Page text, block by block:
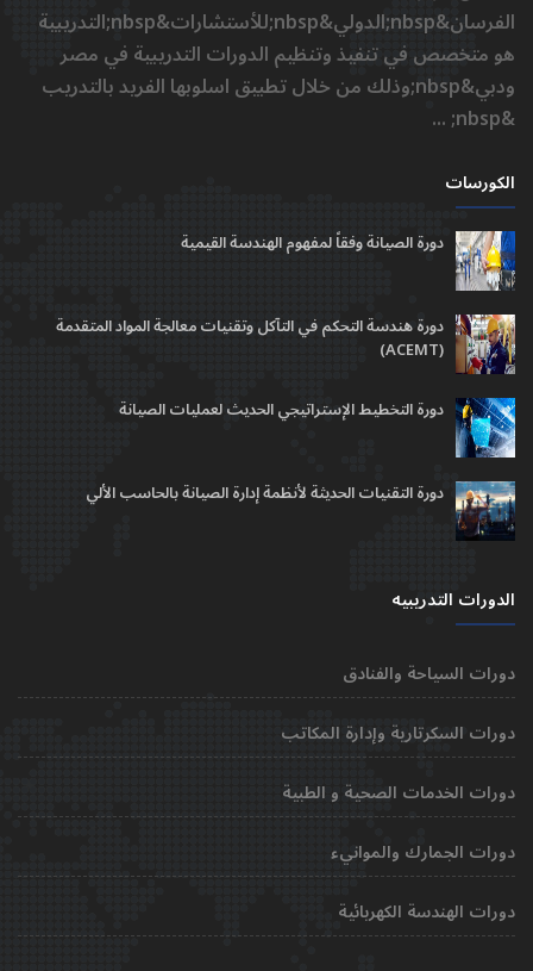
الفرسان&nbsp;الدولي&nbsp;للأستشارات&nbsp;التدريبية
هو متخصص في تنفيذ وتنظيم الدورات التدريبية في مصر
ودبي&nbsp;وذلك من خلال تطبيق اسلوبها الفريد بالتدريب
&nbsp; ...
الكورسات
دورة الصيانة وفقاً لمفهوم الهندسة القيمية
دورة هندسة التحكم في التآكل وتقنيات معالجة المواد المتقدمة
(ACEMT)
دورة التخطيط الإستراتيجي الحديث لعمليات الصيانة
دورة التقنيات الحديثة لأنظمة إدارة الصيانة بالحاسب الألي
الدورات التدريبيه
دورات السياحة والفنادق
دورات السكرتارية وإدارة المكاتب
دورات الخدمات الصحية و الطبية
دورات الجمارك والموانيء
دورات الهندسة الكهربائية